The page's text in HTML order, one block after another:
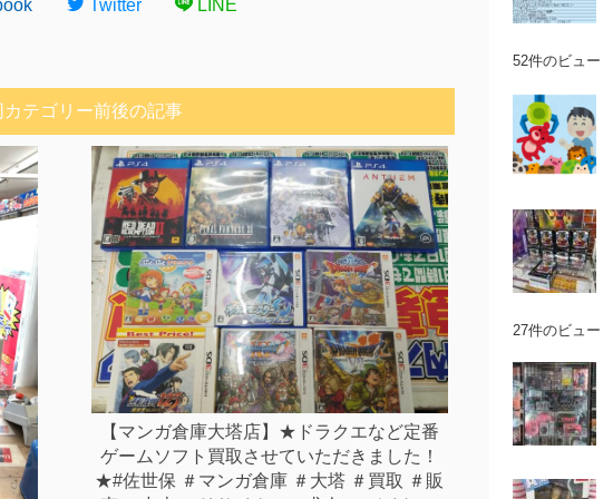
Twitter LINE
カテゴリー前後の記事
【マンガ倉庫大塔店】★ドラクエなど定番
ゲームソフト買取させていただきました！
★#佐世保 ＃マンガ倉庫 ＃大塔 ＃買取 ＃販
52件のビュー
27件のビュー